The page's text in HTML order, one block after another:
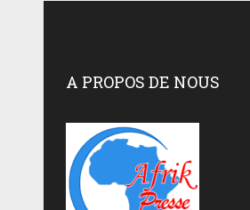
A PROPOS DE NOUS